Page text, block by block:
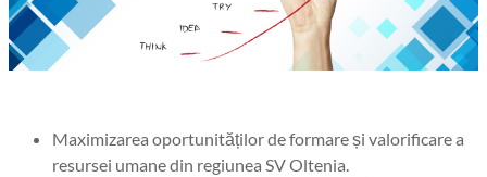
Maximizarea oportunităților de formare și valorificare a
resursei umane din regiunea SV Oltenia.